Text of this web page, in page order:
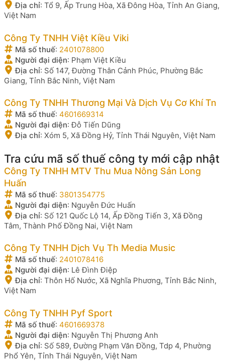
Địa chỉ: Tổ 9, Ấp Trung Hòa, Xã Đông Hòa, Tỉnh An Giang,
Việt Nam
Công Ty TNHH Việt Kiều Viki
Mã số thuế: 2401078800
Người đại diện: Phạm Việt Kiều
Địa chỉ: Số 147, Đường Thân Cảnh Phúc, Phường Bắc
Giang, Tỉnh Bắc Ninh, Việt Nam
Công Ty TNHH Thương Mại Và Dịch Vụ Cơ Khí Tn
Mã số thuế: 4601669314
Người đại diện:Đỗ Tiến Dũng
Địa chỉ: Xóm 5, Xã Đồng Hỷ, Tỉnh Thái Nguyên, Việt Nam
Tra cứu mã số thuế công ty mới cập nhật
Công Ty TNHH MTV Thu Mua Nông Sản Long
Huấn
Mã số thuế: 3801354775
Người đại diện: Nguyễn Đức Huấn
Địa chỉ: Số 121 Quốc Lộ 14, Ấp Đồng Tiến 3, Xã Đồng
Tâm, Thành Phố Đồng Nai, Việt Nam
Công Ty TNHH Dịch Vụ Th Media Music
Mã số thuế: 2401078416
Người đại diện: Lê Đình Điệp
Địa chỉ: Thôn Hố Nước, Xã Nghĩa Phương, Tỉnh Bắc Ninh,
Việt Nam
Công Ty TNHH Pyf Sport
Mã số thuế: 4601669378
Người đại diện: Nguyễn Thị Phương Anh
Địa chỉ: Số 589, Đường Phạm Văn Đồng, Tdp 4, Phường
Phổ Yên, Tỉnh Thái Nguyên, Việt Nam